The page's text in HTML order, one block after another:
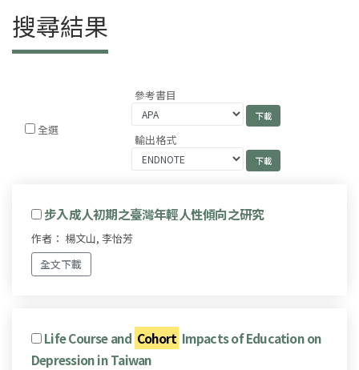
搜尋結果
全選
參考書目
輸出格式
步入成人初期之臺灣年輕人性傾向之研究
作者： 楊文山, 李怡芳
全文下載
Life Course and Cohort Impacts of Education on
Depression in Taiwan